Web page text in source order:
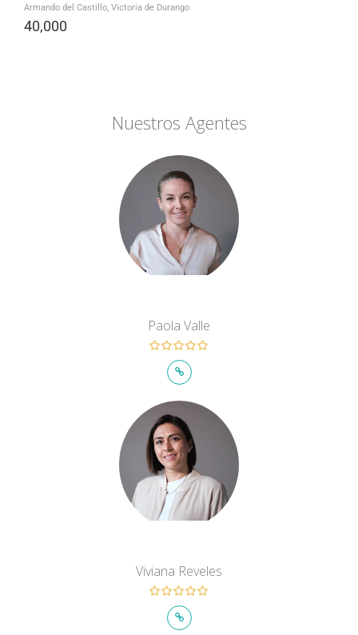
Armando del Castillo, Victoria de Durango
40,000
Nuestros Agentes
Paola Valle
Viviana Reveles